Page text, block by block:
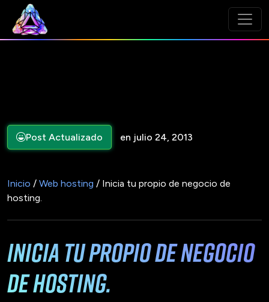
Post Actualizado en julio 24, 2013
Inicio / Web hosting / Inicia tu propio de negocio de
hosting.
Inicia tu propio de negocio
de hosting.